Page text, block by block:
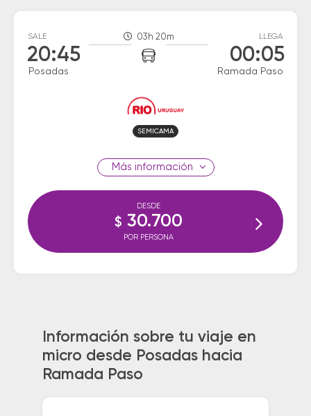
SALE
20:45
Posadas
03h 20m LLEGA
00:05
Ramada Paso
SEMICAMA
información
DESDE
$ 30.700
POR PERSONA
Información sobre tu viaje en
micro desde Posadas hacia
Ramada Paso